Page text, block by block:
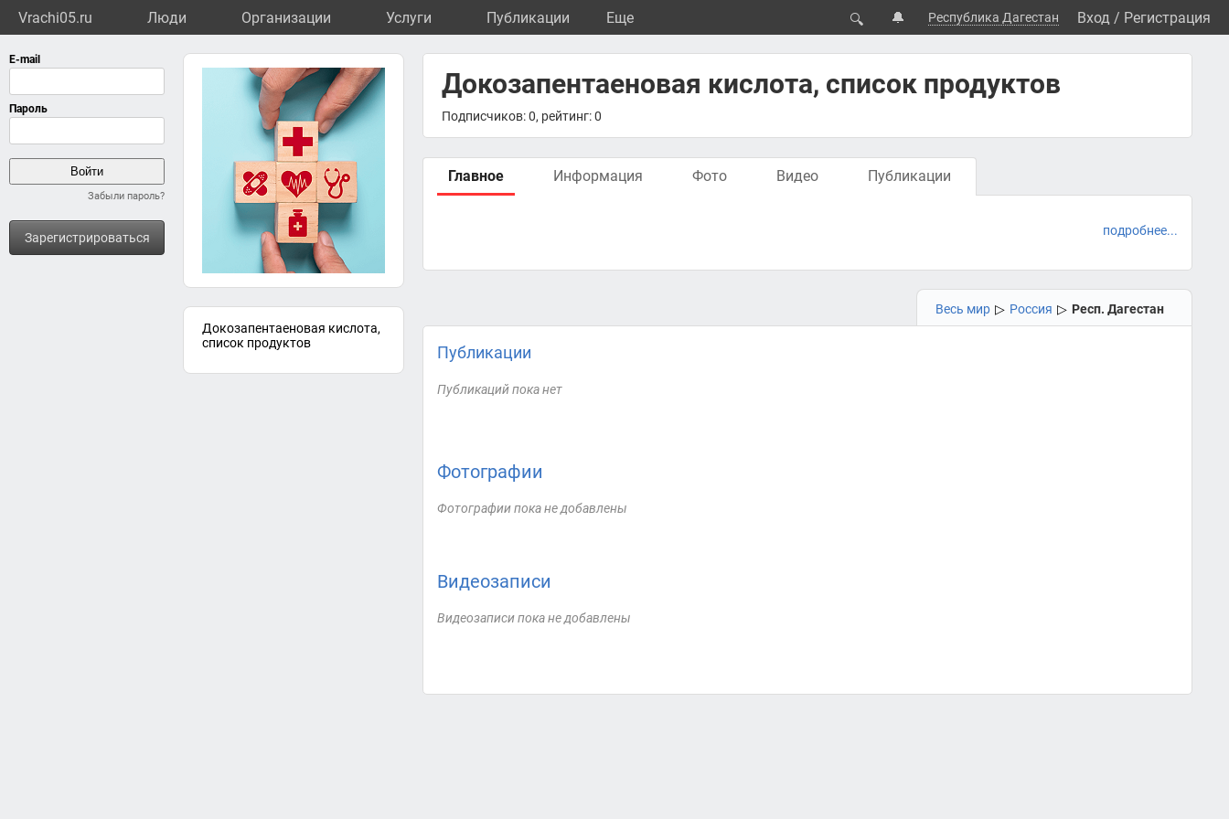
Vrachi05.ru Люди Организации Услуги Публикации Eще 🔍 🔔 Республика Дагестан Вход / Регистрация
Забыли пароль?
Зарегистрироваться
Докозапентаеновая кислота,
список продуктов
Докозапентаеновая кислота, список продуктов
Подписчиков: 0, рейтинг: 0
Главное Информация Фото Видео Публикации
подробнее...
Весь мир ▷ Россия ▷ Респ. Дагестан
Публикации
Публикаций пока нет
Фотографии
Фотографии пока не добавлены
Видеозаписи
Видеозаписи пока не добавлены